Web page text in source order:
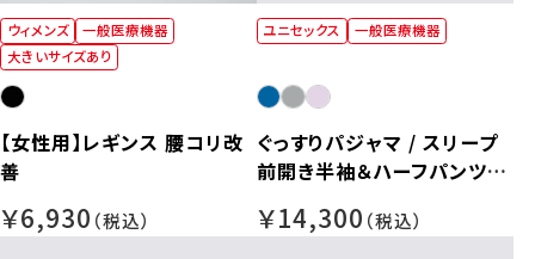
ウィメンズ
一般医療機器
大きいサイズあり
【女性用】レギンス 腰コリ改
善
￥6,930
ユニセックス 一般医療機器
ぐっすりパジャマ / スリープ
前開き半袖＆ハーフパンツ
￥14,300